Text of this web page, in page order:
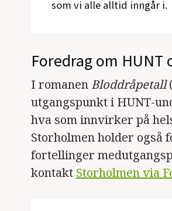
som vi alle alltid inngår i.
Foredrag om HUNT
I romanen Bloddråpetall
utgangspunkt i HUNT-
hva som innvirker på
Storholmen holder også
fortellinger
kontakt Storholmen via